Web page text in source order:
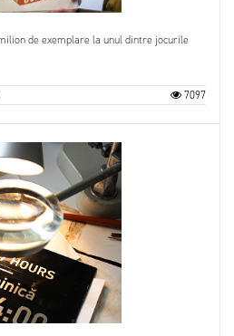
de exemplare la unul dintre jocurile
7097